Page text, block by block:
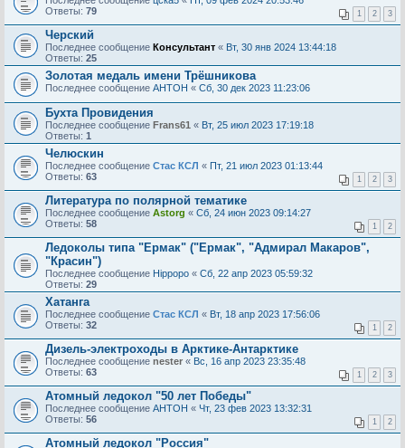
Ответы: 79 1 2 3
Черский
Последнее сообщение Консультант « Вт, 30 янв 2024 13:44:18
Ответы: 25
Золотая медаль имени Трёшникова
Последнее сообщение AHTOH « Сб, 30 дек 2023 11:23:06
Бухта Провидения
Последнее сообщение Frans61 « Вт, 25 июл 2023 17:19:18
Ответы: 1
Челюскин
Последнее сообщение Стас КСЛ « Пт, 21 июл 2023 01:13:44
Ответы: 63 1 2 3
Литература по полярной тематике
Последнее сообщение Astorg « Сб, 24 июн 2023 09:14:27
Ответы: 58 1 2
Ледоколы типа "Ермак" ("Ермак", "Адмирал Макаров",
"Красин")
Последнее сообщение Hippopo « Сб, 22 апр 2023 05:59:32
Ответы: 29
Хатанга
Последнее сообщение Стас КСЛ « Вт, 18 апр 2023 17:56:06
Ответы: 32 1 2
Дизель-электроходы в Арктике-Антарктике
Последнее сообщение nester « Вс, 16 апр 2023 23:35:48
Ответы: 63 1 2 3
Атомный ледокол "50 лет Победы"
Последнее сообщение AHTOH « Чт, 23 фев 2023 13:32:31
Ответы: 56 1 2
Атомный ледокол "Россия"